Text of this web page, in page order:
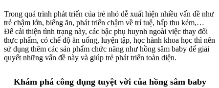
Trong quá trình phát triển của trẻ nhỏ dễ xuất hiện nhiều vấn đề như
trẻ chậm lớn, biếng ăn, phát triển chậm về trí tuệ, hấp thu kém,…
Để cải thiện tình trạng này, các bậc phụ huynh ngoài việc thay đổi
thực phẩm, có chế độ ăn uống, luyện tập, học hành khoa học thì nên
sử dụng thêm các sản phẩm chức năng như hồng sâm baby để giải
quyết những vấn đề này và giúp trẻ phát triển toàn diện.
Khám phá công dụng tuyệt vời của hồng sâm baby